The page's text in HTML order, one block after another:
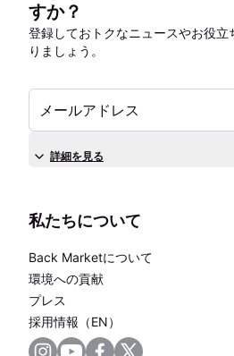
すか？
登録しておトクなニュースやお役立
りましょう。
メールアドレス
詳細を見る
私たちについて
Back Marketについて
環境への貢献
プレス
採用情報（EN）